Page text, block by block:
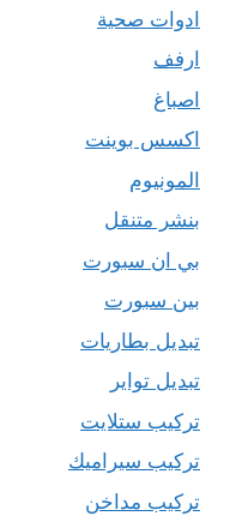
ادوات صحية
ارفف
اصباغ
اكسس بوينت
المونيوم
بنشر متنقل
بي ان سبورت
بين سبورت
تبديل بطاريات
تبديل تواير
تركيب ستلايت
تركيب سيراميك
تركيب مداخن